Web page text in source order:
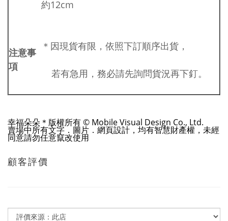
約12cm
注意事
項
＊因現貨有限，依照下訂順序出貨，
若有急用，務必請先詢問貨況再下釘。
幸福朵朵＊版權所有 © Mobile Visual Design Co., Ltd.
賣場中所有文字．圖片．網頁設計，均有智慧財產權，未經
同意請勿任意竄改使用
顧客評價